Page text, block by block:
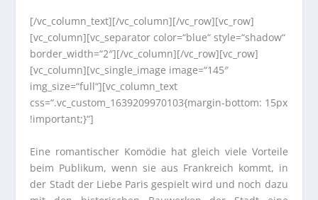
[/vc_column_text][/vc_column][/vc_row][vc_row]
[vc_column][vc_separator color=“blue“ style=“shadow“
border_width=“2″][/vc_column][/vc_row][vc_row]
[vc_column][vc_single_image image=“145″
img_size=“full“][vc_column_text
css=“.vc_custom_1639209970103{margin-bottom: 15px
!important;}“]
Eine romantischer Komödie hat gleich viele Vorteile
beim Publikum, wenn sie aus Frankreich kommt, in
der Stadt der Liebe Paris gespielt wird und noch dazu